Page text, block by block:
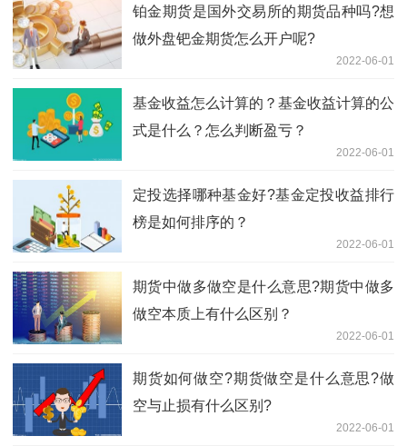
铂金期货是国外交易所的期货品种吗?想
做外盘钯金期货怎么开户呢?
2022-06-01
基金收益怎么计算的？基金收益计算的公
式是什么？怎么判断盈亏？
2022-06-01
定投选择哪种基金好?基金定投收益排行
榜是如何排序的？
2022-06-01
期货中做多做空是什么意思?期货中做多
做空本质上有什么区别？
2022-06-01
期货如何做空?期货做空是什么意思?做
空与止损有什么区别?
2022-06-01